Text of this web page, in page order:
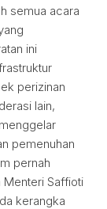
semua acara
ini
perizinan
lain,
pemenuhan
pernah
Saffioti
kerangka